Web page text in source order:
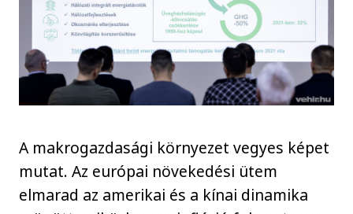
A makrogazdasági környezet vegyes képet
mutat. Az európai növekedési ütem
elmarad az amerikai és a kínai dinamika